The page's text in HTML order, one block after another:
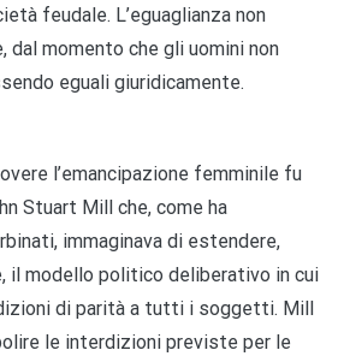
feudale. L’eguaglianza non
dal momento che gli uomini non
eguali giuridicamente.
l’emancipazione femminile fu
Stuart Mill che, come ha
immaginava di estendere,
il modello politico deliberativo in cui
di parità a tutti i soggetti. Mill
le interdizioni previste per le